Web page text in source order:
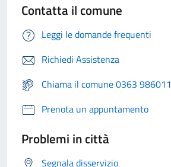
Contatta il comune
Leggi le domande frequenti
Richiedi Assistenza
Chiama il comune 0363 986011
Prenota un appuntamento
Problemi in città
Segnala disservizio